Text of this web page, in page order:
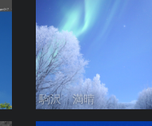
駒沢 満晴